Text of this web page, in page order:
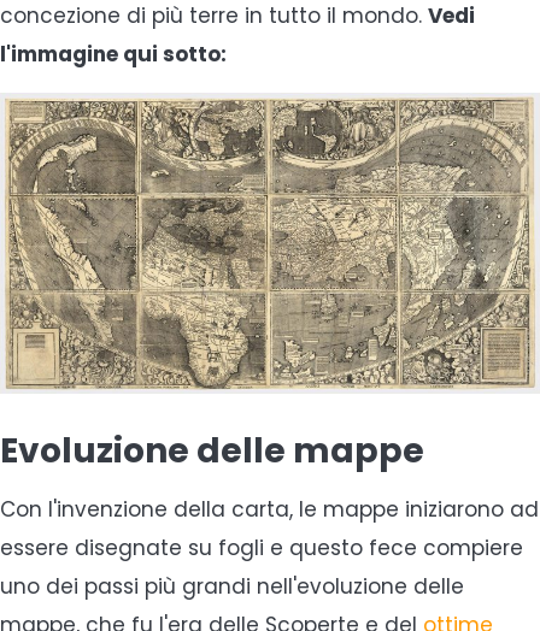
concezione di più terre in tutto il mondo. Vedi
l'immagine qui sotto:
Evoluzione delle mappe
Con l'invenzione della carta, le mappe iniziarono ad
essere disegnate su fogli e questo fece compiere
uno dei passi più grandi nell'evoluzione delle